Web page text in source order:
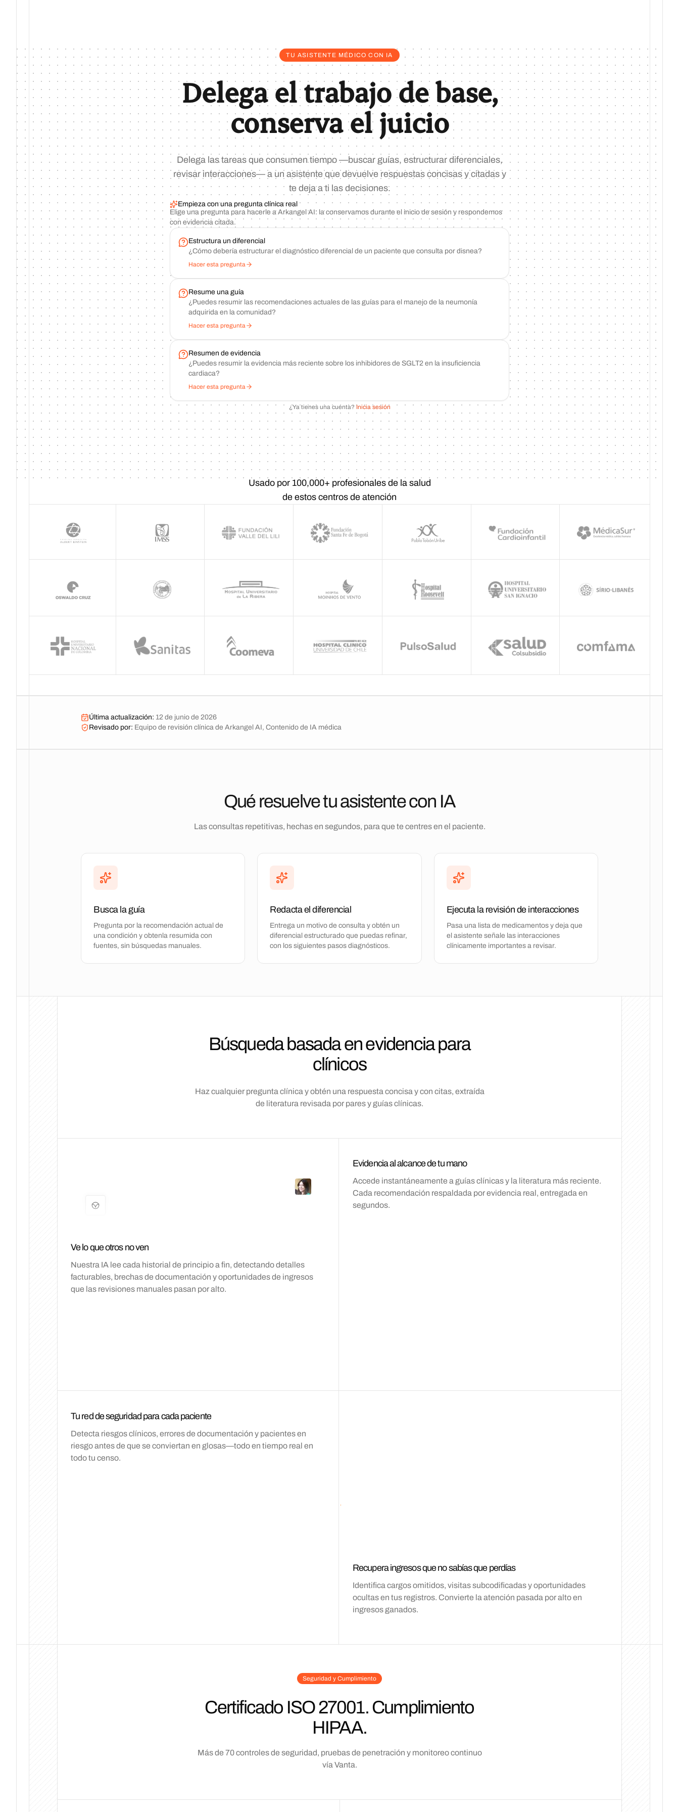
TU ASISTENTE MÉDICO CON IA
Delega el trabajo de base,
conserva el juicio
Delega las tareas que consumen tiempo —buscar guías, estructurar diferenciales,
revisar interacciones— a un asistente que devuelve respuestas concisas y citadas y
te deja a ti las decisiones.
Empieza con una pregunta clínica real
Elige una pregunta para hacerle a Arkangel AI: la conservamos durante el inicio de sesión y respondemos
con evidencia citada.
Estructura un diferencial
¿Cómo debería estructurar el diagnóstico diferencial de un paciente que consulta por disnea?
Hacer esta pregunta
Resume una guía
¿Puedes resumir las recomendaciones actuales de las guías para el manejo de la neumonía
adquirida en la comunidad?
Hacer esta pregunta
Resumen de evidencia
¿Puedes resumir la evidencia más reciente sobre los inhibidores de SGLT2 en la insuficiencia
cardiaca?
Hacer esta pregunta
¿Ya tienes una cuenta? Inicia sesión
Usado por 100,000+ profesionales de la salud
de estos centros de atención
Última actualización: 12 de junio de 2026
Revisado por: Equipo de revisión clínica de Arkangel AI, Contenido de IA médica
Qué resuelve tu asistente con IA
Las consultas repetitivas, hechas en segundos, para que te centres en el paciente.
Busca la guía
Pregunta por la recomendación actual de
una condición y obtenla resumida con
fuentes, sin búsquedas manuales.
Redacta el diferencial
Entrega un motivo de consulta y obtén un
diferencial estructurado que puedas refinar,
con los siguientes pasos diagnósticos.
Ejecuta la revisión de interacciones
Pasa una lista de medicamentos y deja que
el asistente señale las interacciones
clínicamente importantes a revisar.
Búsqueda basada en evidencia para
clínicos
Haz cualquier pregunta clínica y obtén una respuesta concisa y con citas, extraída
de literatura revisada por pares y guías clínicas.
Ve lo que otros no ven
Nuestra IA lee cada historial de principio a fin, detectando detalles
facturables, brechas de documentación y oportunidades de ingresos
que las revisiones manuales pasan por alto.
Evidencia al alcance de tu mano
Accede instantáneamente a guías clínicas y la literatura más reciente.
Cada recomendación respaldada por evidencia real, entregada en
segundos.
Tu red de seguridad para cada paciente
Detecta riesgos clínicos, errores de documentación y pacientes en
riesgo antes de que se conviertan en glosas—todo en tiempo real en
todo tu censo.
Recupera ingresos que no sabías que perdías
Identifica cargos omitidos, visitas subcodificadas y oportunidades
ocultas en tus registros. Convierte la atención pasada por alto en
ingresos ganados.
Seguridad y Cumplimiento
Certificado ISO 27001. Cumplimiento
HIPAA.
Más de 70 controles de seguridad, pruebas de penetración y monitoreo continuo
vía Vanta.